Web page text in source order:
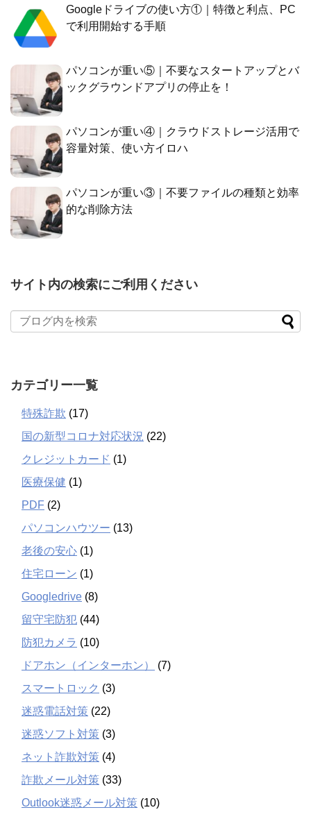
Googleドライブの使い方①｜特徴と利点、PC
で利用開始する手順
パソコンが重い⑤｜不要なスタートアップとバ
ックグラウンドアプリの停止を！
パソコンが重い④｜クラウドストレージ活用で
容量対策、使い方イロハ
パソコンが重い③｜不要ファイルの種類と効率
的な削除方法
サイト内の検索にご利用ください
カテゴリー一覧
特殊詐欺 (17)
国の新型コロナ対応状況 (22)
クレジットカード (1)
医療保健 (1)
PDF (2)
パソコンハウツー (13)
老後の安心 (1)
住宅ローン (1)
Googledrive (8)
留守宅防犯 (44)
防犯カメラ (10)
ドアホン（インターホン）
(7)
スマートロック (3)
迷惑電話対策 (22)
迷惑ソフト対策 (3)
ネット詐欺対策 (4)
詐欺メール対策 (33)
Outlook迷惑メール対策 (10)